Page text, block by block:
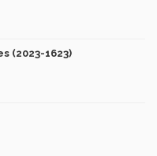
(2023-1623)